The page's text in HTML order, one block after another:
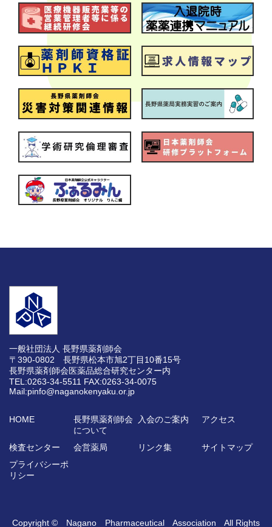
一般社団法人 長野県薬剤師会
〒390-0802 長野県松本市旭2丁目10番15号
長野県薬剤師会医薬品総合研究センター内
TEL:0263-34-5511 FAX:0263-34-0075
Mail:pinfo@naganokenyaku.or.jp
HOME
長野県薬剤師会
について
入会のご案内 アクセス
検査センター 会営薬局 リンク集
サイトマップ
プライバシーポ
リシー
Copyright © Nagano Pharmaceutical Association All Rights